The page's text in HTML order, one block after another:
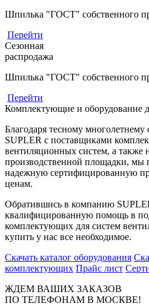
Шпилька "ГОСТ" собственного
Перейти
Сезонная
распродажа
Шпилька "ГОСТ" собственного
Перейти
Комплектующие и оборудование
Благодаря тесному многолетнему
SUPLER с поставщиками
вентиляционных систем, а также
производственной площадки, мы
надежную сертифицированную
ценам.
Обратившись в компанию
квалифицированную помощь в
комплектующих для систем
купить у нас все необходимое.
Скачать каталог оборудования
комплектующих Прайс лист
ЖДЕМ ВАШИХ ЗАКАЗОВ
ПО ТЕЛЕФОНАМ В МОСКВЕ!